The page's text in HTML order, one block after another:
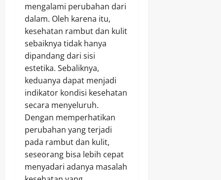
mengalami perubahan dari
dalam. Oleh karena itu,
kesehatan rambut dan kulit
sebaiknya tidak hanya
dipandang dari sisi
estetika. Sebaliknya,
keduanya dapat menjadi
indikator kondisi kesehatan
secara menyeluruh.
Dengan memperhatikan
perubahan yang terjadi
pada rambut dan kulit,
seseorang bisa lebih cepat
menyadari adanya masalah